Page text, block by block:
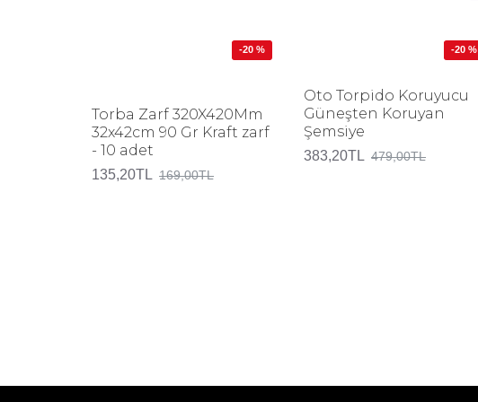
-20 %
Torba Zarf 320X420Mm
32x42cm 90 Gr Kraft zarf
- 10 adet
135,20TL 169,00TL
-20 %
Oto Torpido Koruyucu
Güneşten Koruyan
Şemsiye
383,20TL 479,00TL